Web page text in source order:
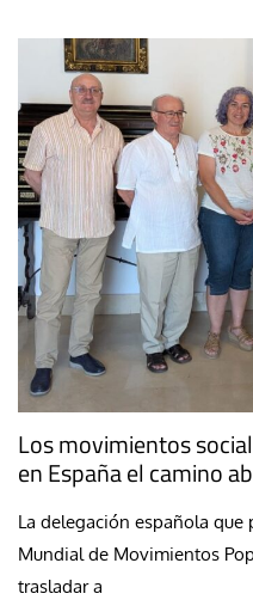
Los movimientos
en España el camino
La delegación española que
Mundial de Movimientos
trasladar a